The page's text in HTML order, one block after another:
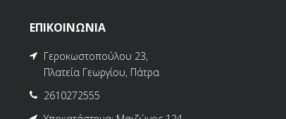
ΕΠΙΚΟΙΝΩΝΙΑ
Γεροκωστοπούλου 23,
Πλατεία Γεωργίου, Πάτρα
2610272555